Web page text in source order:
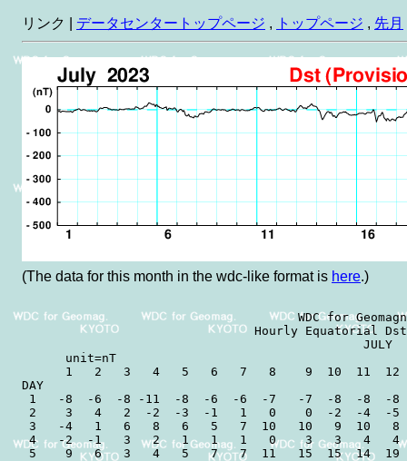
リンク | データセンタートップページ , トップページ , 先月
(The data for this month in the wdc-like format is here.)
WDC for
Hourly Equatorial
JULY
unit=nT
1   2   3   4   5   6   7   8    9  10  11
DAY
1   -8  -6  -8 -11  -8  -6  -6  -7   -7  -8  -8  -
2    3   4   2  -2  -3  -1   1   0    0  -2  -4  -
3   -4   1   6   8   6   5   7  10   10   9  10
4   -2  -1   3   2   1   1   1   0    3   3   4   4
5    9   6   3   4   5   7   7  11   15  15  14  19